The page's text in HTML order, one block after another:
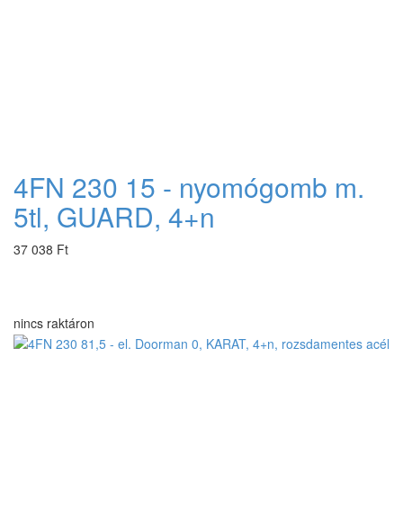
4FN 230 15 - nyomógomb m.
5tl, GUARD, 4+n
37 038 Ft
nincs raktáron